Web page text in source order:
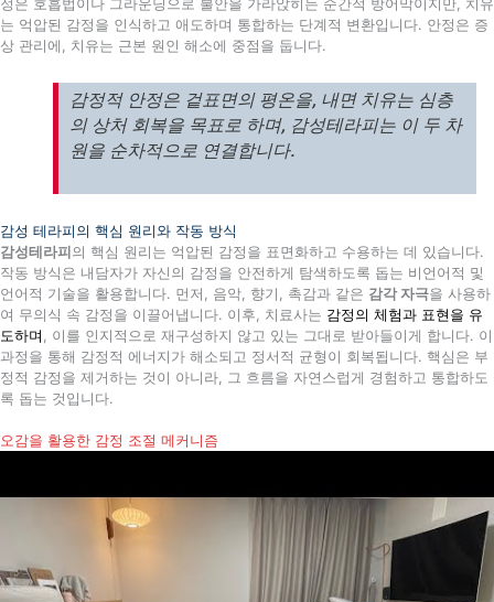
정은 호흡법이나 그라운딩으로 불안을 가라앉히는 순간적 방어막이지만, 치유
는 억압된 감정을 인식하고 애도하며 통합하는 단계적 변환입니다. 안정은 증
상 관리에, 치유는 근본 원인 해소에 중점을 둡니다.
감정적 안정은 겉표면의 평온을, 내면 치유는 심층
의 상처 회복을 목표로 하며, 감성테라피는 이 두 차
원을 순차적으로 연결합니다.
감성 테라피의 핵심 원리와 작동 방식
감성테라피 의 핵심 원리는 억압된 감정을 표면화하고 수용하는 데 있습니다.
작동 방식은 내담자가 자신의 감정을 안전하게 탐색하도록 돕는 비언어적 및
언어적 기술을 활용합니다. 먼저, 음악, 향기, 촉감과 같은 감각 자극을 사용하
여 무의식 속 감정을 이끌어냅니다. 이후, 치료사는 감정의 체험과 표현을 유
도하며 , 이를 인지적으로 재구성하지 않고 있는 그대로 받아들이게 합니다. 이
과정을 통해 감정적 에너지가 해소되고 정서적 균형이 회복됩니다. 핵심은 부
정적 감정을 제거하는 것이 아니라, 그 흐름을 자연스럽게 경험하고 통합하도
록 돕는 것입니다.
오감을 활용한 감정 조절 메커니즘